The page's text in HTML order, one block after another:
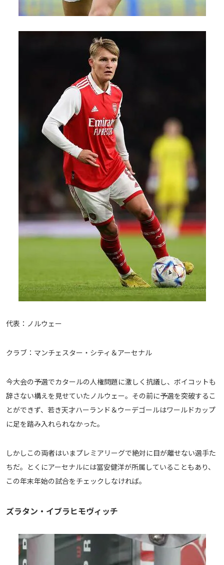
代表：ノルウェー
クラブ：マンチェスター・シティ＆アーセナル
今大会の予選でカタールの人権問題に激しく抗議し、ボイコットも
辞さない構えを見せていたノルウェー。その前に予選を突破するこ
とができず、若き天才ハーランド＆ウーデゴールはワールドカップ
に足を踏み入れられなかった。
しかしこの両者はいまプレミアリーグで絶対に目が離せない選手た
ちだ。とくにアーセナルには冨安健洋が所属していることもあり、
この年末年始の試合をチェックしなければ。
ズラタン・イブラヒモヴィッチ